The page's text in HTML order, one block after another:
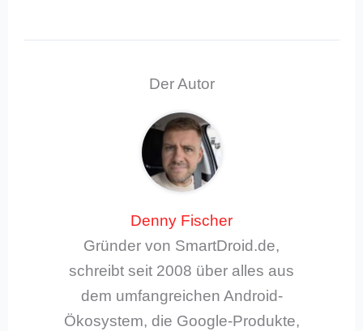
Der Autor
Denny Fischer
Gründer von SmartDroid.de,
schreibt seit 2008 über alles aus
dem umfangreichen Android-
Ökosystem, die Google-Produkte,